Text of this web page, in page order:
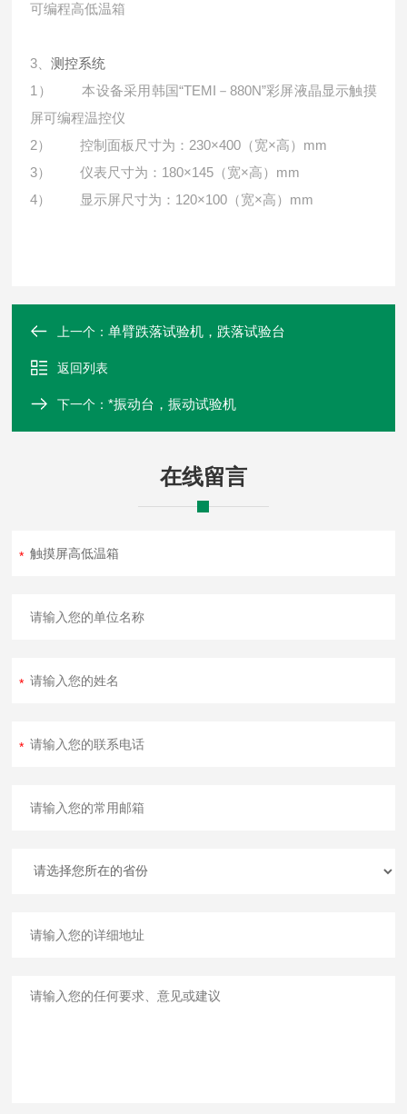
可编程高低温箱
3、测控系统
1） 本设备采用韩国“TEMI－880N”彩屏液晶显示触摸
屏可编程温控仪
2） 控制面板尺寸为：230×400（宽×高）mm
3） 仪表尺寸为：180×145（宽×高）mm
4） 显示屏尺寸为：120×100（宽×高）mm
上一个：单臂跌落试验机，跌落试验台
返回列表
下一个：*振动台，振动试验机
在线留言